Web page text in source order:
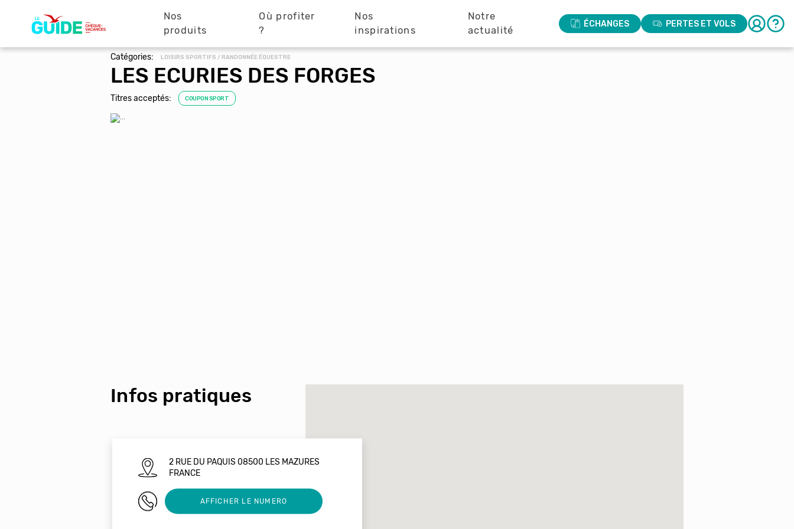
principale
Nos
produits
Où profiter
?
Nos
inspirations
Notre
actualité
ÉCHANGES PERTES ET VOLS
Catégories: LOISIRS SPORTIFS / RANDONNÉE ÉQUESTRE
LES ECURIES DES FORGES
Titres acceptés: COUPON SPORT
Infos pratiques
2 RUE DU PAQUIS 08500 LES MAZURES
FRANCE
03 24 52 97 33AFFICHER LE NUMERO